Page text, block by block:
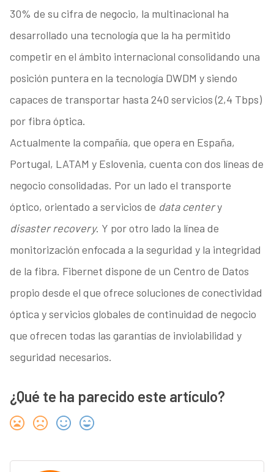
30% de su cifra de negocio, la multinacional ha
desarrollado una tecnología que la ha permitido
competir en el ámbito internacional consolidando una
posición puntera en la tecnología DWDM y siendo
capaces de transportar hasta 240 servicios (2,4 Tbps)
por fibra óptica.
Actualmente la compañía, que opera en España,
Portugal, LATAM y Eslovenia, cuenta con dos líneas de
negocio consolidadas. Por un lado el transporte
óptico, orientado a servicios de data centery
disaster recovery. Y por otro lado la línea de
monitorización enfocada a la seguridad y la integridad
de la fibra. Fibernet dispone de un Centro de Datos
propio desde el que ofrece soluciones de conectividad
óptica y servicios globales de continuidad de negocio
que ofrecen todas las garantías de inviolabilidad y
seguridad necesarios.
¿Qué te ha parecido este artículo?